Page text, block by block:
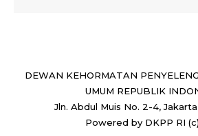
DEWAN KEHORMATAN
UMUM REPUBLIK
Jln. Abdul Muis No. 2-4, Jakarta
Powered by DKPP RI